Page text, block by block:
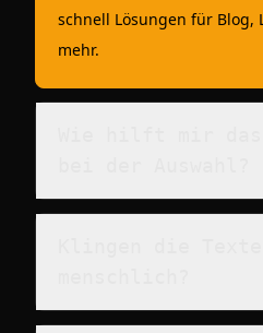
schnell Lösungen für Blog,
mehr.